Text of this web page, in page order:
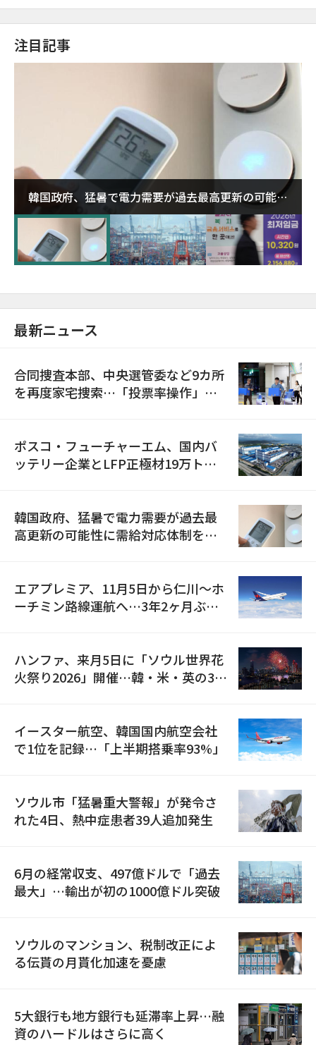
注目記事
韓国政府、猛暑で電力需要が過去最高更新の可能性
に需給対応体制を点検
最新ニュース
合同捜査本部、中央選管委など9カ所
を再度家宅捜索…「投票率操作」の
ポスコ・フューチャーエム、国内バ
ッテリー企業とLFP正極材19万トン
韓国政府、猛暑で電力需要が過去最
高更新の可能性に需給対応体制を点
エアプレミア、11月5日から仁川〜ホ
ーチミン路線運航へ…3年2ヶ月ぶり
ハンファ、来月5日に「ソウル世界花
火祭り2026」開催…韓・米・英の3カ
イースター航空、韓国国内航空会社
で1位を記録…「上半期搭乗率93%」
ソウル市「猛暑重大警報」が発令さ
れた4日、熱中症患者39人追加発生
6月の経常収支、497億ドルで「過去
最大」…輸出が初の1000億ドル突破
ソウルのマンション、税制改正によ
る伝貰の月貰化加速を憂慮
5大銀行も地方銀行も延滞率上昇…融
資のハードルはさらに高く